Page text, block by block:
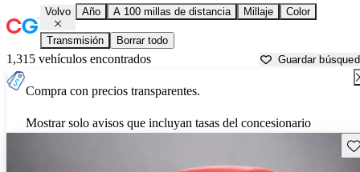
Volvo Año A 100 millas de distancia Millaje Color
Transmisión Borrar todo
1,315 vehículos encontrados Guardar
Compra con precios transparentes.
Mostrar solo avisos que incluyan tasas del concesionario